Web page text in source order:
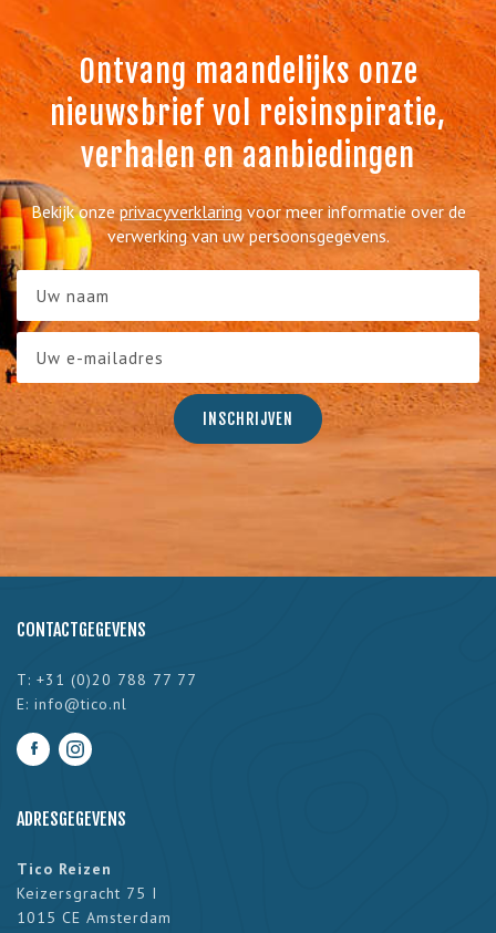
Ontvang maandelijks onze
nieuwsbrief vol reisinspiratie,
verhalen en aanbiedingen
Bekijk onzeprivacyverklaringvoor meer informatie over de
verwerking van uw persoonsgegevens.
CONTACTGEGEVENS
T: +31 (0)20 788 77 77
E: info@tico.nl
ADRESGEGEVENS
Tico Reizen
Keizersgracht 75 I
1015 CE Amsterdam